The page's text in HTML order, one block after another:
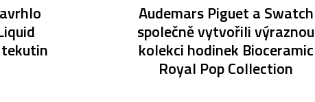
Audemars Piguet a Swatch
společně vytvořili výraznou
kolekci hodinek Bioceramic
Royal Pop Collection